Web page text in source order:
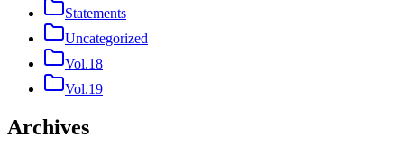
Statements
Uncategorized
Vol.18
Vol.19
Archives